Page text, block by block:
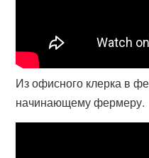
Из офисного клерка в
начинающему фермеру.